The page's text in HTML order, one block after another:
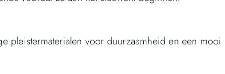
pleistermaterialen voor duurzaamheid en een mooi